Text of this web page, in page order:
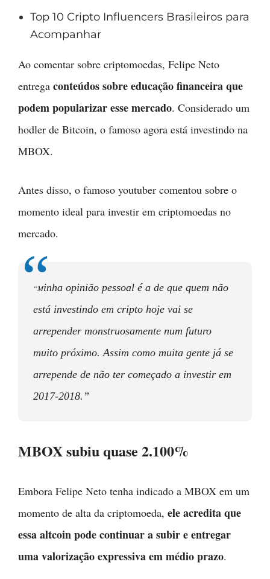
Top 10 Cripto Influencers Brasileiros para
Acompanhar
Ao comentar sobre criptomoedas, Felipe Neto
entrega conteúdos sobre educação financeira que
podem popularizar esse mercado. Considerado um
hodler de Bitcoin, o famoso agora está investindo na
MBOX.
Antes disso, o famoso youtuber comentou sobre o
momento ideal para investir em criptomoedas no
mercado.
“Minha opinião pessoal é a de que quem não
está investindo em cripto hoje vai se
arrepender monstruosamente num futuro
muito próximo. Assim como muita gente já se
arrepende de não ter começado a investir em
2017-2018.”
MBOX subiu quase 2.100%
Embora Felipe Neto tenha indicado a MBOX em um
momento de alta da criptomoeda, ele acredita que
essa altcoin pode continuar a subir e entregar
uma valorização expressiva em médio prazo.